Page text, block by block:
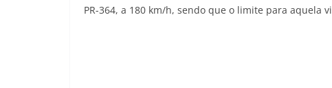
PR-364, a 180 km/h, sendo que o limite para aquela